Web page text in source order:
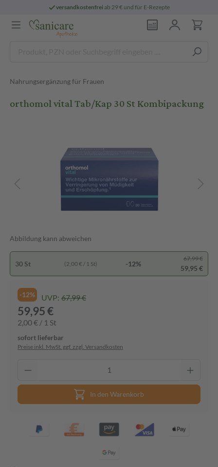
versandkostenfreiab 29 € und für E-Rezepte
Nahrungsergänzung für Frauen
orthomol vital Tab/Kap 30 St Kombipackung
Abbildung kann abweichen
30 St (2,00 € / 1 St) -12%
67,99 €
59,95 €
-12% UVP: 67,99 €
59,95 €
2,00 € / 1 St
sofort lieferbar
Preise inkl. MwSt. ggf. zzgl. Versandkosten
In den Warenkorb